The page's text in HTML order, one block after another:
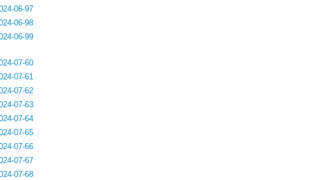
06-97
06-98
06-99
07-60
07-61
07-62
07-63
07-64
07-65
07-66
07-67
07-68